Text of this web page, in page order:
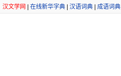
汉文学网 在线新华字典 汉语词典 成语词典